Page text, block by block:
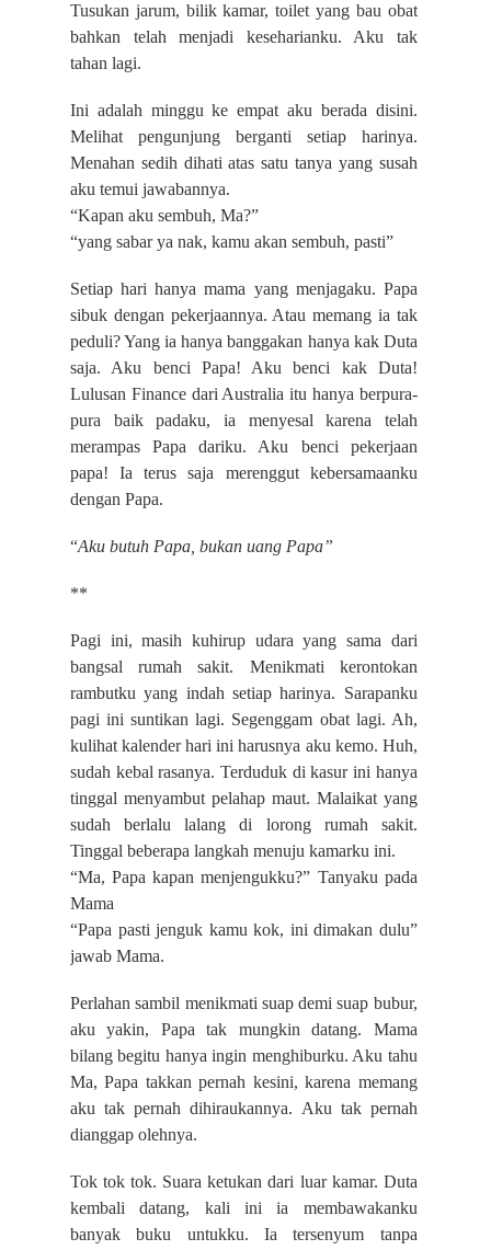
Tusukan jarum, bilik kamar, toilet yang bau obat
bahkan telah menjadi keseharianku. Aku tak
tahan lagi.
Ini adalah minggu ke empat aku berada disini.
Melihat pengunjung berganti setiap harinya.
Menahan sedih dihati atas satu tanya yang susah
aku temui jawabannya.
“Kapan aku sembuh, Ma?”
“yang sabar ya nak, kamu akan sembuh, pasti”
Setiap hari hanya mama yang menjagaku. Papa
sibuk dengan pekerjaannya. Atau memang ia tak
peduli? Yang ia hanya banggakan hanya kak Duta
saja. Aku benci Papa! Aku benci kak Duta!
Lulusan Finance dari Australia itu hanya berpura-
pura baik padaku, ia menyesal karena telah
merampas Papa dariku. Aku benci pekerjaan
papa! Ia terus saja merenggut kebersamaanku
dengan Papa.
“Aku butuh Papa, bukan uang Papa”
**
Pagi ini, masih kuhirup udara yang sama dari
bangsal rumah sakit. Menikmati kerontokan
rambutku yang indah setiap harinya. Sarapanku
pagi ini suntikan lagi. Segenggam obat lagi. Ah,
kulihat kalender hari ini harusnya aku kemo. Huh,
sudah kebal rasanya. Terduduk di kasur ini hanya
tinggal menyambut pelahap maut. Malaikat yang
sudah berlalu lalang di lorong rumah sakit.
Tinggal beberapa langkah menuju kamarku ini.
“Ma, Papa kapan menjengukku?” Tanyaku pada
Mama
“Papa pasti jenguk kamu kok, ini dimakan dulu”
jawab Mama.
Perlahan sambil menikmati suap demi suap bubur,
aku yakin, Papa tak mungkin datang. Mama
bilang begitu hanya ingin menghiburku. Aku tahu
Ma, Papa takkan pernah kesini, karena memang
aku tak pernah dihiraukannya. Aku tak pernah
dianggap olehnya.
Tok tok tok. Suara ketukan dari luar kamar. Duta
kembali datang, kali ini ia membawakanku
banyak buku untukku. Ia tersenyum tanpa